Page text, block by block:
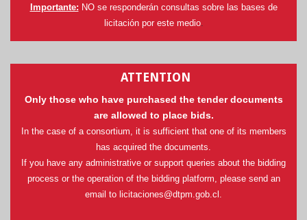
Importante: NO se responderán consultas sobre las bases de
licitación por este medio.
ATTENTION
Only those who have purchased the tender documents
are allowed to place bids.
In the case of a consortium, it is sufficient that one of its members
has acquired the documents.
If you have any administrative or support queries about the bidding
process or the operation of the bidding platform, please send an
email to licitaciones@dtpm.gob.cl